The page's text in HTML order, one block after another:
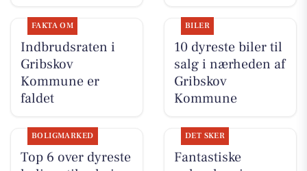
FAKTA OM
Indbrudsraten i
Gribskov
Kommune er
faldet
BILER
10 dyreste biler til
salg i nærheden af
Gribskov
Kommune
BOLIGMARKED
Top 6 over dyreste
DET SKER
Fantastiske